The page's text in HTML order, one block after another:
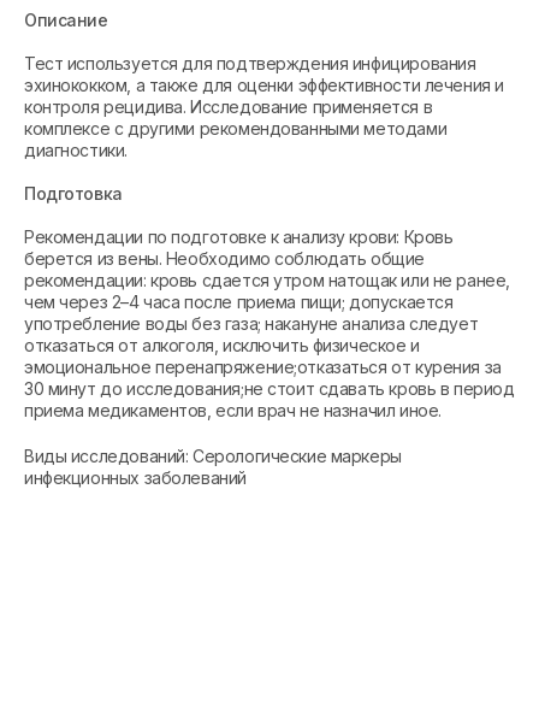
Описание
Тест используется для подтверждения инфицирования
эхинококком, а также для оценки эффективности лечения и
контроля рецидива. Исследование применяется в
комплексе с другими рекомендованными методами
диагностики.
Подготовка
Рекомендации по подготовке к анализу крови: Кровь
берется из вены. Необходимо соблюдать общие
рекомендации: кровь сдается утром натощак или не ранее,
чем через 2–4 часа после приема пищи; допускается
употребление воды без газа; накануне анализа следует
отказаться от алкоголя, исключить физическое и
эмоциональное перенапряжение;отказаться от курения за
30 минут до исследования;не стоит сдавать кровь в период
приема медикаментов, если врач не назначил иное.
Виды исследований: Серологические маркеры
инфекционных заболеваний